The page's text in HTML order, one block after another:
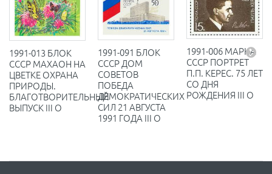
1991-013 БЛОК
СССР МАХАОН НА
ЦВЕТКЕ ОХРАНА
ПРИРОДЫ.
БЛАГОТВОРИТЕЛЬНЫЙ
ВЫПУСК III O
1991-091 БЛОК
СССР ДОМ
СОВЕТОВ
ПОБЕДА
ДЕМОКРАТИЧЕСКИХ
СИЛ 21 АВГУСТА
1991 ГОДА III O
1991-006 МАРКА
СССР ПОРТРЕТ
П.П. КЕРЕС. 75 ЛЕТ
СО ДНЯ
РОЖДЕНИЯ III O